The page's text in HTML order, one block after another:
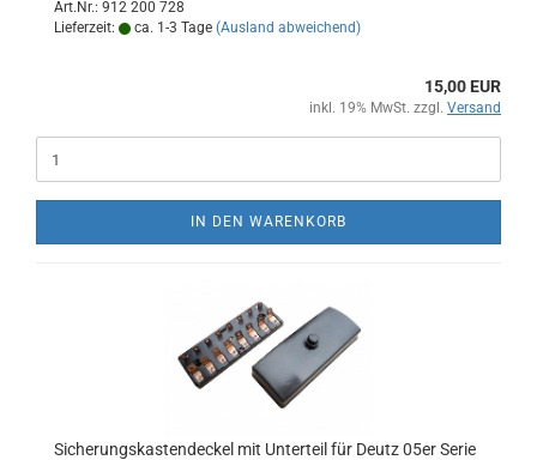
Art.Nr.: 912 200 728
Lieferzeit:
ca. 1-3 Tage (Ausland abweichend)
15,00 EUR
inkl. 19% MwSt. zzgl. Versand
IN DEN WARENKORB
Sicherungskastendeckel mit Unterteil für Deutz 05er Serie